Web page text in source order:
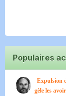
Populaires
Expulsion
gèle les